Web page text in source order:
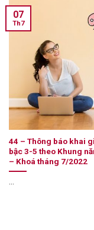
44 – Thông báo khai
bậc 3-5 theo Khung
– Khoá tháng 7/2022
...
07
Th7